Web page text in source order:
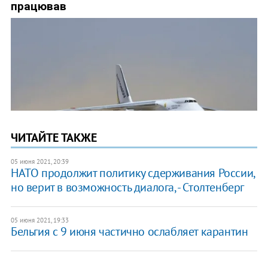
ЧИТАЙТЕ ТАКЖЕ
05 июня 2021, 20:39
НАТО продолжит политику сдерживания России,
но верит в возможность диалога, - Столтенберг
05 июня 2021, 19:33
Бельгия с 9 июня частично ослабляет карантин